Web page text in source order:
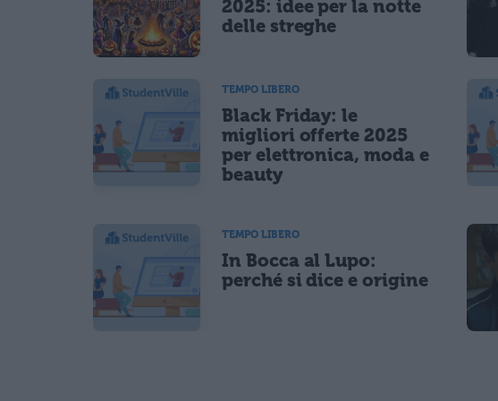
2025: idee per la notte
delle streghe
TEMPO LIBERO
Black Friday: le
migliori offerte 2025
per elettronica, moda e
beauty
TEMPO LIBERO
In Bocca al Lupo:
perché si dice e origine